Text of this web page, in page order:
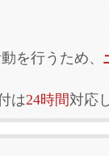
を行うため、
は24時間対応